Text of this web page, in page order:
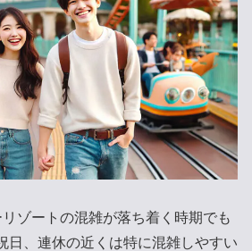
ゾートの混雑が落ち着く時期でも
日、連休の近くは特に混雑しやすい